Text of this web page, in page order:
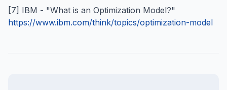
[7] IBM - "What is an Optimization Model?"
https://www.ibm.com/think/topics/optimization-model